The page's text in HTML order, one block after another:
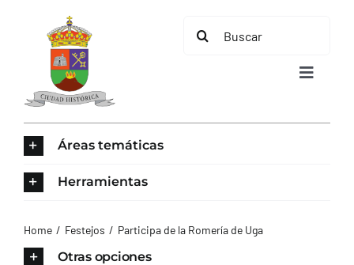
contenido
Buscar:
Toggle
Áreas temáticas
Herramientas
Home Festejos Participa de la Romería de Uga
Otras opciones